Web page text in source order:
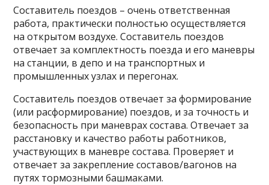
Составитель поездов – очень ответственная
работа, практически полностью осуществляется
на открытом воздухе. Составитель поездов
отвечает за комплектность поезда и его маневры
на станции, в депо и на транспортных и
промышленных узлах и перегонах.
Составитель поездов отвечает за формирование
(или расформирование) поездов, и за точность и
безопасность при маневрах состава. Отвечает за
расстановку и качество работы работников,
участвующих в маневре состава. Проверяет и
отвечает за закрепление составов/вагонов на
путях тормозными башмаками.